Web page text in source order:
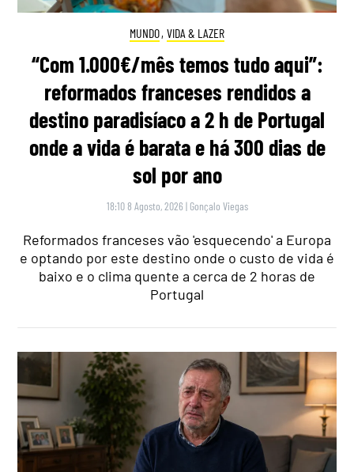
MUNDO, VIDA & LAZER
“Com 1.000€/mês temos tudo aqui”:
reformados franceses rendidos a
destino paradisíaco a 2 h de Portugal
onde a vida é barata e há 300 dias de
sol por ano
18:10 8 Agosto, 2026 | Gonçalo Viegas
Reformados franceses vão 'esquecendo' a Europa
e optando por este destino onde o custo de vida é
baixo e o clima quente a cerca de 2 horas de
Portugal